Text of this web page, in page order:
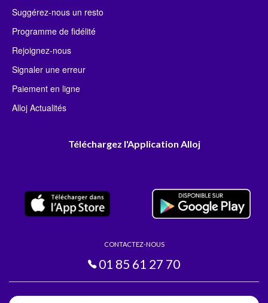
Suggérez-nous un resto
Programme de fidélité
Rejoignez-nous
Signaler une erreur
Paiement en ligne
Alloj Actualités
Téléchargez l'Application Alloj
CONTACTEZ-NOUS
01 85 61 27 70